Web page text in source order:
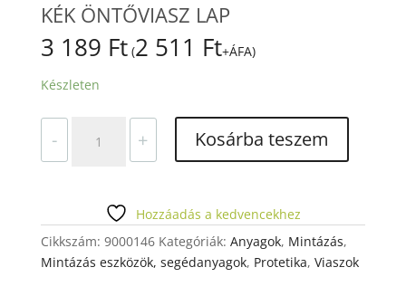
KÉK ÖNTŐVIASZ LAP
3 189 Ft (2 511 Ft+ÁFA)
Készleten
-
ÖNTŐVIASZ + Kosárba teszem
Hozzáadás a kedvencekhez
Cikkszám: 9000146 Kategóriák: Anyagok, Mintázás,
Mintázás eszközök, segédanyagok, Protetika, Viaszok